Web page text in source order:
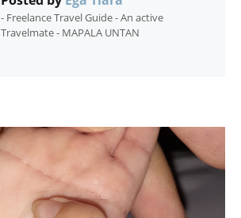
- Freelance Travel Guide - An active
Travelmate - MAPALA UNTAN